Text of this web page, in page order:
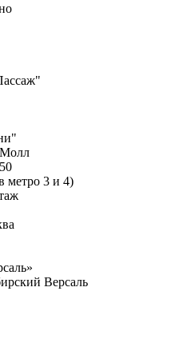
метро 3 и 4)
Версаль